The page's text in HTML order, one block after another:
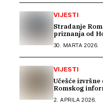
VIJESTI
Stradanje
priznanja od
30. MARTA 2026.
VIJESTI
Učešće
Romskog
OCD
2. APRILA 2026.